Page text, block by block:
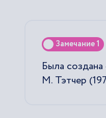
Замечание 1
Была
М. Тэтчер